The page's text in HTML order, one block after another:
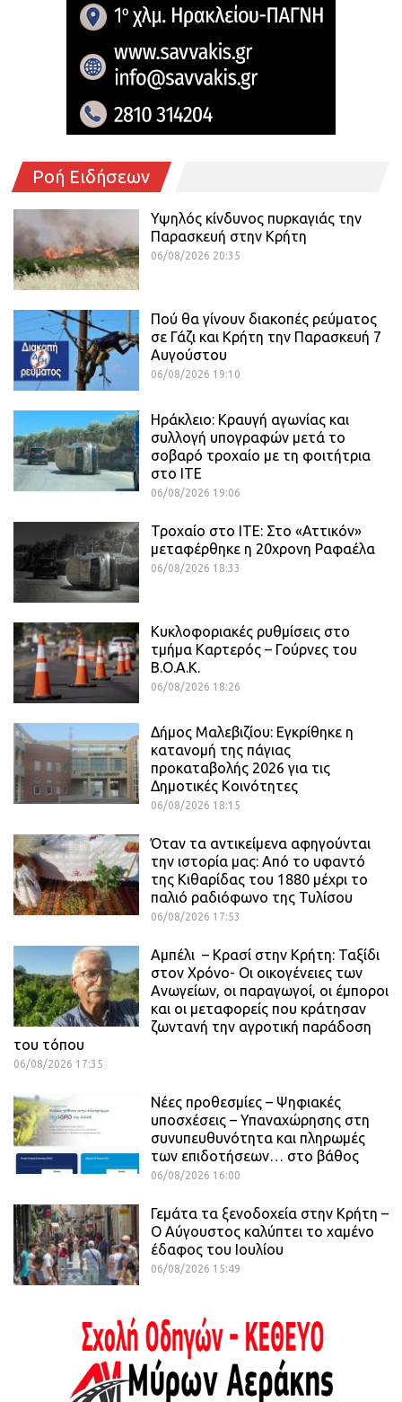
Ροή Ειδήσεων
Υψηλός κίνδυνος πυρκαγιάς την
Παρασκευή στην Κρήτη
06/08/2026 20:35
Πού θα γίνουν διακοπές ρεύματος
σε Γάζι και Κρήτη την Παρασκευή 7
Αυγούστου
06/08/2026 19:10
Ηράκλειο: Κραυγή αγωνίας και
συλλογή υπογραφών μετά το
σοβαρό τροχαίο με τη φοιτήτρια
στο ΙΤΕ
06/08/2026 19:06
Τροχαίο στο ΙΤΕ: Στο «Αττικόν»
μεταφέρθηκε η 20χρονη Ραφαέλα
06/08/2026 18:33
Κυκλοφοριακές ρυθμίσεις στο
τμήμα Καρτερός – Γούρνες του
Β.Ο.Α.Κ.
06/08/2026 18:26
Δήμος Μαλεβιζίου: Εγκρίθηκε η
κατανομή της πάγιας
προκαταβολής 2026 για τις
Δημοτικές Κοινότητες
06/08/2026 18:15
Όταν τα αντικείμενα αφηγούνται
την ιστορία μας: Από το υφαντό
της Κιθαρίδας του 1880 μέχρι το
παλιό ραδιόφωνο της Τυλίσου
06/08/2026 17:53
Αμπέλι – Κρασί στην Κρήτη: Ταξίδι
στον Χρόνο- Οι οικογένειες των
Ανωγείων, οι παραγωγοί, οι έμποροι
και οι μεταφορείς που κράτησαν
ζωντανή την αγροτική παράδοση
του τόπου
06/08/2026 17:35
Νέες προθεσμίες – Ψηφιακές
υποσχέσεις – Υπαναχώρησης στη
συνυπευθυνότητα και πληρωμές
των επιδοτήσεων… στο βάθος
06/08/2026 16:00
Γεμάτα τα ξενοδοχεία στην Κρήτη –
Ο Αύγουστος καλύπτει το χαμένο
έδαφος του Ιουλίου
06/08/2026 15:49